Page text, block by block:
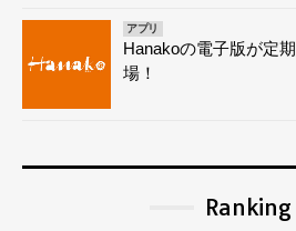
アプリ
Hanakoの電子版が定
場！
Ranking